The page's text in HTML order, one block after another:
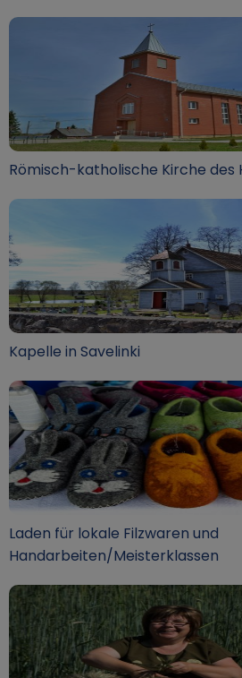
Römisch-katholische Kirche des
Kapelle in Savelinki
Laden für lokale Filzwaren und
Handarbeiten/Meisterklassen